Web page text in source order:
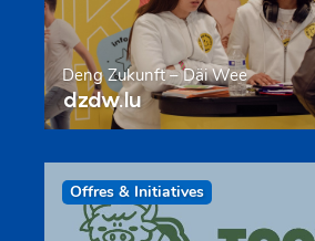
Deng Zukunft – Däi Wee
dzdw.lu
Offres & Initiatives